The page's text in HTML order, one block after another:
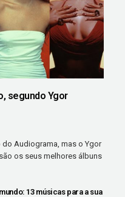
segundo Ygor
Audiograma, mas o Ygor
os seus melhores álbuns
13 músicas para a sua